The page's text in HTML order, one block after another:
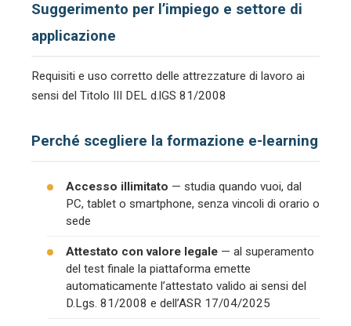
Suggerimento per l’impiego e settore di
applicazione
Requisiti e uso corretto delle attrezzature di lavoro ai
sensi del Titolo III DEL d.lGS 81/2008
Perché scegliere la formazione e-learning
Accesso illimitato — studia quando vuoi, dal
PC, tablet o smartphone, senza vincoli di orario o
sede
Attestato con valore legale — al superamento
del test finale la piattaforma emette
automaticamente l’attestato valido ai sensi del
D.Lgs. 81/2008 e dell’ASR 17/04/2025